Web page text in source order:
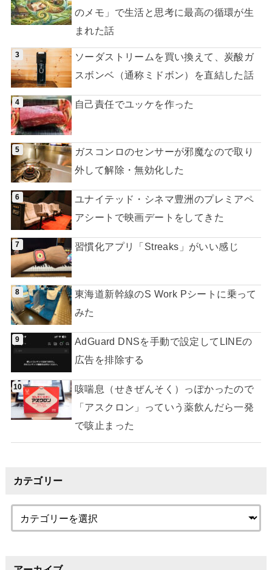
のメモ」で生活と思考に最高の循環が生
まれた話
ソーダストリームを買い換えて、炭酸ガ
スボンベ（通称ミドボン）を直結した話
自己責任でユッケを作った
ガスコンロのセンサーが邪魔なので取り
外して解除・無効化した
ユナイテッド・シネマ豊洲のプレミアペ
アシートで映画デートをしてきた
習慣化アプリ「Streaks」がいい感じ
東海道新幹線のS Work Pシートに乗って
みた
AdGuard DNSを手動で設定してLINEの
広告を排除する
咳喘息（せきぜんそく）っぽかったので
「アスクロン」っていう薬飲んだら一発
で咳止まった
カテゴリー